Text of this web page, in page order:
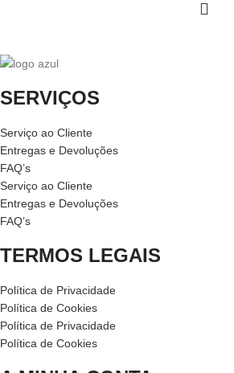
SERVIÇOS
Serviço ao Cliente
Entregas e Devoluções
FAQ’s
Serviço ao Cliente
Entregas e Devoluções
FAQ’s
TERMOS LEGAIS
Política de Privacidade
Política de Cookies
Política de Privacidade
Política de Cookies